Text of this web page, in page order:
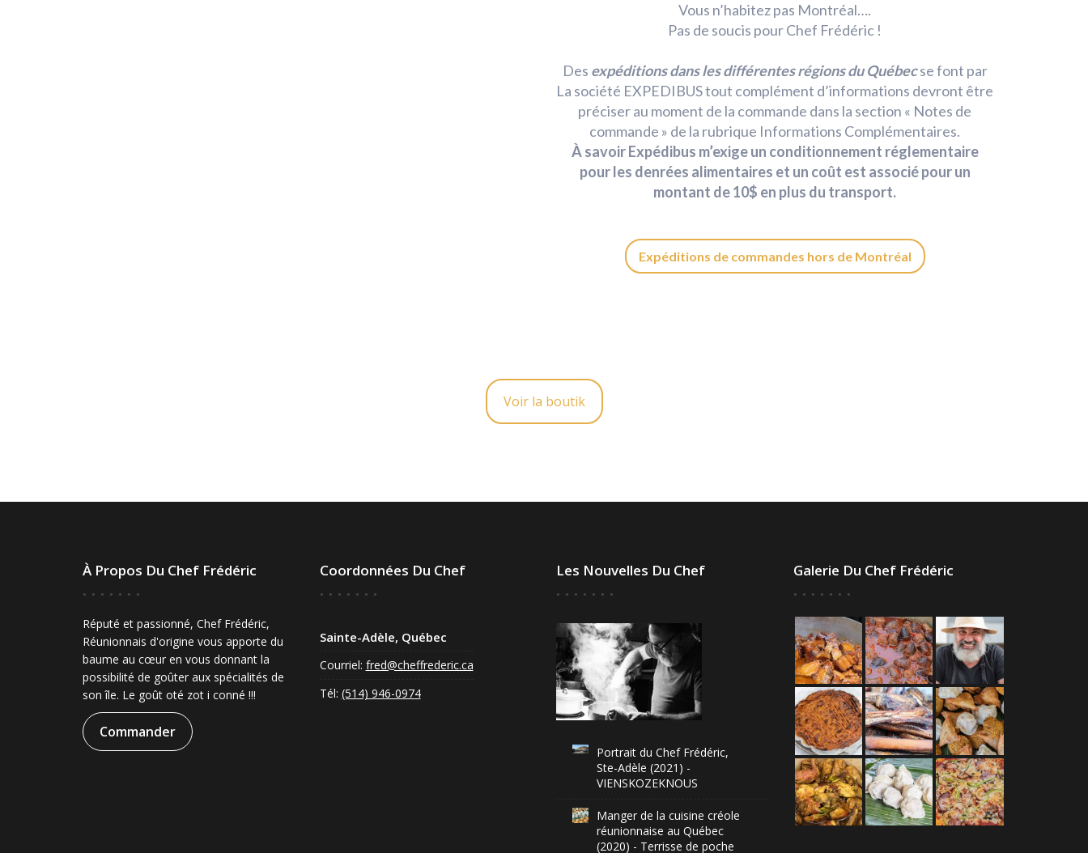
Vous n’habitez pas Montréal….
Pas de soucis pour Chef Frédéric !
Des expéditions dans les différentes régions du Québecse font par
La société EXPEDIBUS tout complément d’informations devront être
préciser au moment de la commande dans la section « Notes de
commande » de la rubrique Informations Complémentaires.
À savoir Expédibus m’exige un conditionnement réglementaire
pour les denrées alimentaires et un coût est associé pour un
montant de 10$ en plus du transport.
Expéditions de commandes hors de Montréal
Voir la boutik
À Propos Du Chef Frédéric
Réputé et passionné, Chef Frédéric,
Réunionnais d'origine vous apporte du
baume au cœur en vous donnant la
possibilité de goûter aux spécialités de
son île. Le goût oté zot i conné !!!
Commander
Coordonnées Du Chef
Sainte-Adèle, Québec
Courriel: fred@cheffrederic.ca
Tél: (514) 946-0974
Les Nouvelles Du Chef
Portrait du Chef Frédéric,
Ste-Adèle (2021) -
VIENSKOZEKNOUS
Manger de la cuisine créole
réunionnaise au Québec
(2020) - Terrisse de poche
Galerie Du Chef Frédéric